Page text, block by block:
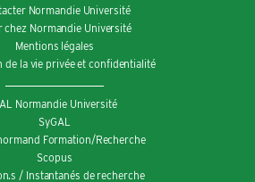
Normandie Université
chez Normandie Université
Mentions légales
de la vie privée et confidentialité
Normandie Université
SyGAL
Formation/Recherche
Scopus
/ Instantanés de recherche